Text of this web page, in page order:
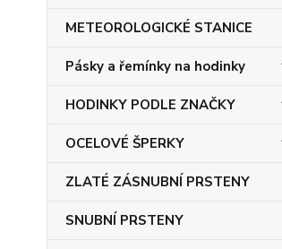
METEOROLOGICKÉ STANICE
Pásky a řemínky na hodinky
HODINKY PODLE ZNAČKY
OCELOVÉ ŠPERKY
ZLATÉ ZÁSNUBNÍ PRSTENY
SNUBNÍ PRSTENY